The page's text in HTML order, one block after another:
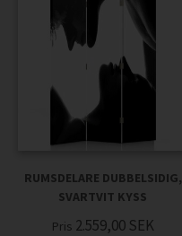
RUMSDELARE DUBBELSIDIG,
SVARTVIT KYSS
Pris 2.559,00 SEK